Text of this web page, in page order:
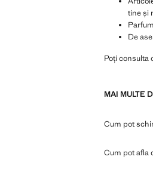
tine și
De
Poți consulta
MAI MULTE
Cum pot
Cum pot afla